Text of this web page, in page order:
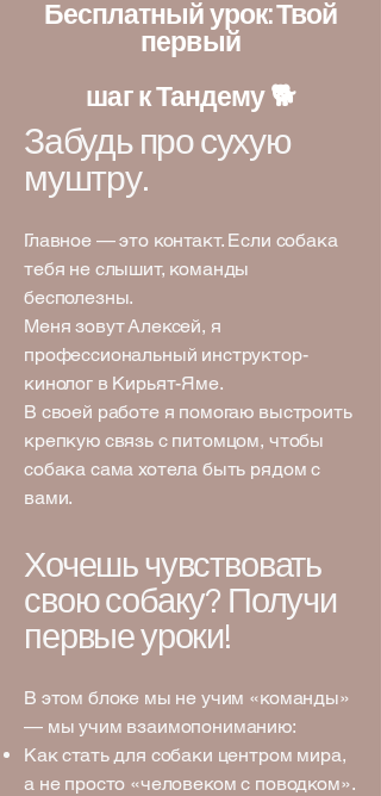
Бесплатный урок: Твой
первый
шаг к Тандему 🐕
Забудь про сухую
муштру.
Главное — это контакт. Если собака
тебя не слышит, команды
бесполезны.
Меня зовут Алексей, я
профессиональный инструктор-
кинолог в Кирьят-Яме.
В своей работе я помогаю выстроить
крепкую связь с питомцом, чтобы
собака сама хотела быть рядом с
вами.
Хочешь чувствовать
свою собаку? Получи
первые уроки!
В этом блоке мы не учим «команды»
— мы учим взаимопониманию:
Как стать для собаки центром мира,
а не просто «человеком с поводком».